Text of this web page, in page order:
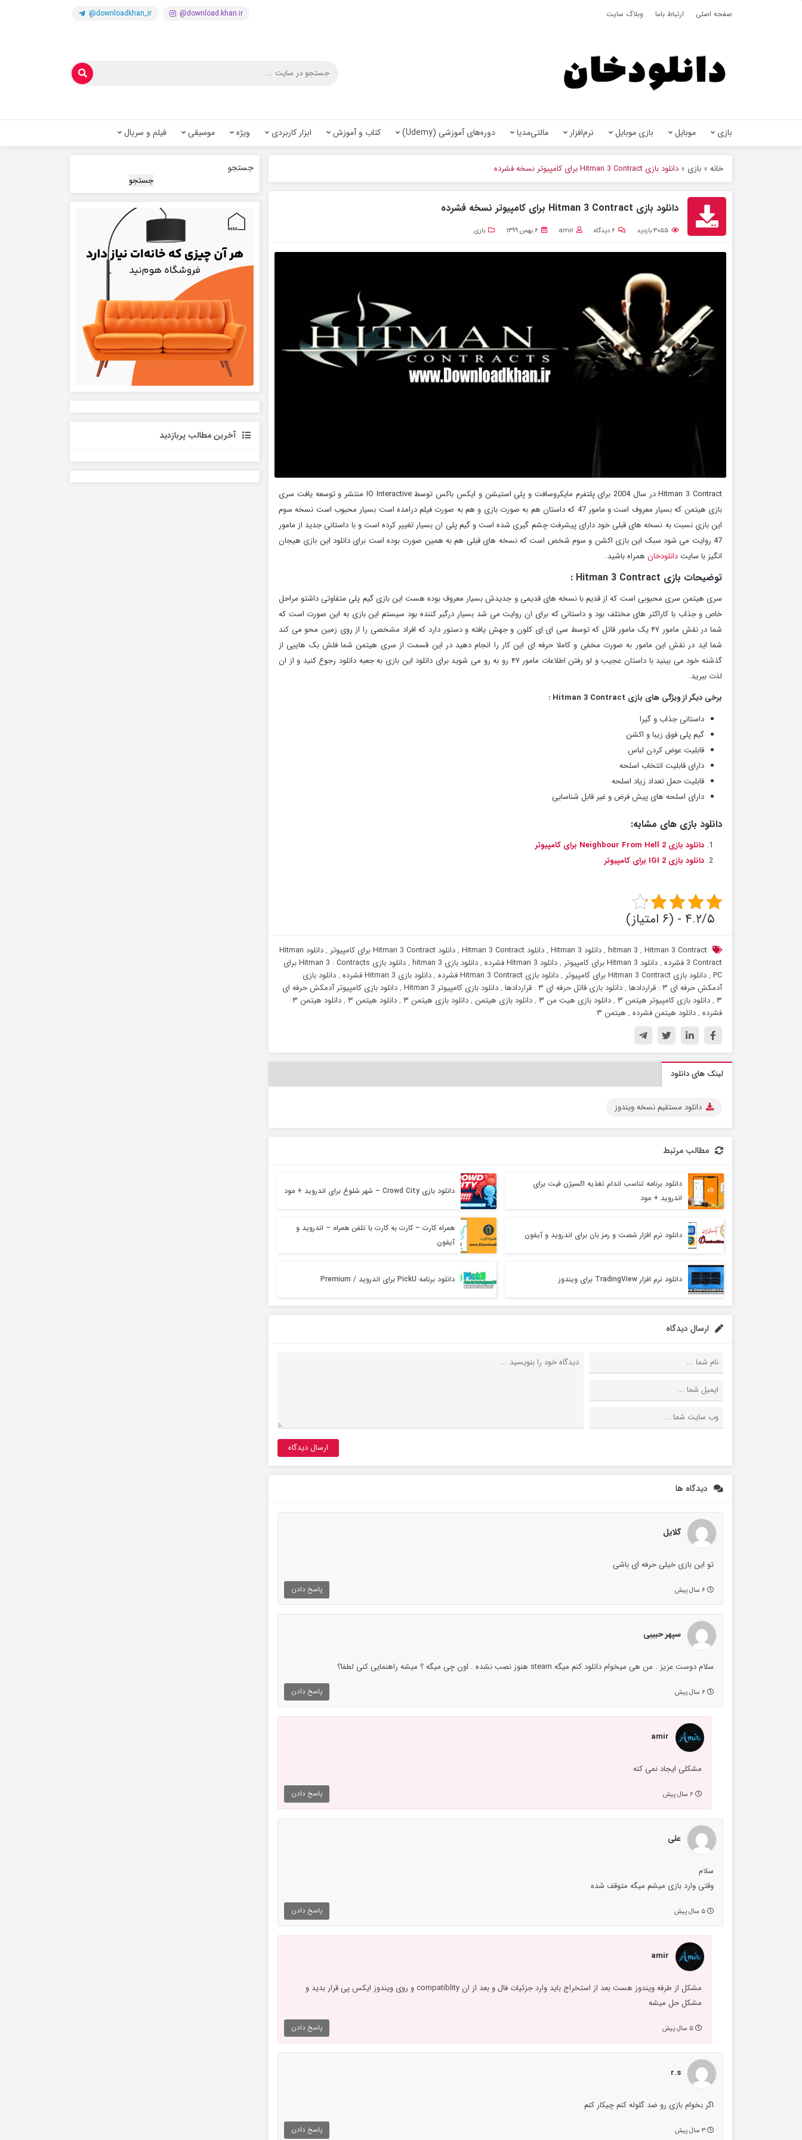
صفحه اصلی ارتباط باما وبلاگ سایت @download.khan.ir
@downloadkhan_ir
بازی موبایل بازی موبایل نرم‌افزار مالتی‌مدیا دوره‌های آموزشی (Udemy) کتاب و آموزش ابزار کاربردی ویژه موسیقی فیلم و سریال
خانه » بازی » دانلود بازی Hitman 3 Contract برای کامپیوتر نسخه فشرده
دانلود بازی Hitman 3 Contract برای کامپیوتر نسخه فشرده
۳۰۵۵بازدید ۶دیدگاه amir ۶ بهمن ۱۳۹۹ بازی
Hitman 3 Contract در سال 2004 برای پلتفرم مایکروسافت و پلی استیشن و ایکس باکس توسط IO Interactive منتشر و توسعه یافت سری
بازی هیتمن که بسیار معروف است و مامور 47 که داستان هم به صورت بازی و هم به صورت فیلم درامده است بسیار محبوب است نسخه سوم
این بازی نسبت به نسخه های قبلی خود دارای پیشرفت چشم گیری شده است و گیم پلی ان بسیار تغییر کرده است و با داستانی جدید از مامور
47 روایت می شود سبک این بازی اکشن و سوم شخص است که نسخه های قبلی هم به همین صورت بوده است برای دانلود این بازی هیجان
انگیز با سایتدانلودخان همراه باشید.
توضیحات بازی Hitman 3 Contract :
سری هیتمن سری محبوبی است که از قدیم با نسخه های قدیمی و جدیدش بسیار معروف بوده هست این بازی گیم پلی متفاوتی داشتو مراحل
خاص و جذاب با کاراکتر های مختلف بود و داستانی که برای ان روایت می شد بسیار درگیر کننده بود سیستم این بازی به این صورت است که
شما در نقش مامور ۴۷ یک مامور قاتل که توسط سی ای اِی کلون و جهش یافته و دستور دارد که افراد مشخصی را از روی زمین محو می کند
شما اید در نقش این مامور به صورت مخفی و کاملا حرفه ای این کار را انجام دهید در این قسمت از سری هیتمن شما فلش بک هاییی از
گذشته خود می بینید با داستان عجیب و لو رفتن اطلاعات مامور ۴۷ رو به رو می شوید برای دانلود این بازی به جعبه دانلود رجوع کنید و از ان
لذت ببرید.
برخی دیگر از ویژگی های بازی Hitman 3 Contract :
داستانی جذاب و گیرا
گیم پلی فوق زیبا و اکشن
قابلیت عوض کردن لباس
دارای قابلیت انتخاب اسلحه
قابلیت حمل تعداد زیاد اسلحه
دارای اسلحه های پیش فرض و غیر قابل شناسایی
دانلود بازی های مشابه:
دانلود بازی Neighbour From Hell 2 برای کامپیوتر
دانلود بازی IGI 2 برای کامپیوتر
۴.۲/۵ - (۶ امتیاز)
hitman 3 , Hitman 3 Contract
,دانلود Hitman 3 ,دانلود Hitman 3 Contract ,دانلود Hitman 3 Contract برای کامپیوتر ,
دانلود Hitman
3 Contract فشرده
,دانلود Hitman 3 برای کامپیوتر ,دانلود Hitman 3 فشرده ,دانلود بازی hitman 3 ,
دانلود بازی Hitman 3 : Contracts برای
PC
,دانلود بازی Hitman 3 Contract برای کامپیوتر ,دانلود بازی Hitman 3 Contract فشرده ,دانلود بازی Hitman 3 فشرده ,دانلود بازی
آدمکش حرفه ای ۳ : قراردادها
,دانلود بازی قاتل حرفه ای ۳ : قراردادها ,دانلود بازی کامپیوتر Hitman 3 ,دانلود بازی کامپیوتر آدمکش حرفه ای
۳ ,دانلود بازی کامپیوتر هیتمن ۳ ,دانلود بازی هیت من ۳ ,دانلود بازی هیتمن ,دانلود بازی هیتمن ۳ ,دانلود هیتمن ۳ ,
دانلود هیتمن ۳
فشرده ,دانلود هیتمن فشرده , هیتمن ۳
لینک های دانلود
دانلود مستقیم نسخه ویندوز
مطالب مرتبط
دانلود برنامه تناسب اندام تغذیه اکسیژن فیت برای
اندروید + مود
دانلود بازی Crowd City – شهر شلوغ برای اندروید + مود
دانلود نرم افزار شصت و رمز بان برای اندروید و آیفون
همراه کارت – کارت به کارت با تلفن همراه – اندروید و
آیفون
دانلود نرم افزار TradingView برای ویندوز دانلود برنامه PickU برای اندروید / Premium
ارسال دیدگاه
دیدگاه ها
گلایل
تو این بازی خیلی حرفه ای باشی
پاسخ دادن
سپهر حبیبی
سلام دوست عزیز . من هی میخوام دانلود کنم میگه steam هنوز نصب نشده . اون چی میگه ؟ میشه راهنمایی کنی لطفا؟
پاسخ دادن
amir
مشکلی ایجاد نمی کنه
پاسخ دادن
علی
سلام
وقتی وارد بازی میشم میگه متوقف شده
پاسخ دادن
amir
مشکل از طرفه ویندوز هست بعد از استخراج باید وارد جزئیات فال و بعد از ان compatiblity و روی ویندوز ایکس پی قرار بدید و
مشکل حل میشه
پاسخ دادن
r.s
اگر بخوام بازی رو ضد گلوله کنم چیکار کنم
پاسخ دادن
جستجو
جستجو
آخرین مطالب پربازدید